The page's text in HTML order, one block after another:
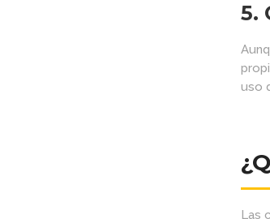
5.
uso
Las